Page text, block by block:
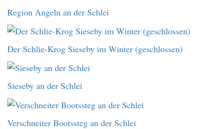
Region Angeln an der Schlei
Der Schlie-Krog Sieseby im Winter (geschlossen)
Sieseby an der Schlei
Verschneiter Bootssteg an der Schlei